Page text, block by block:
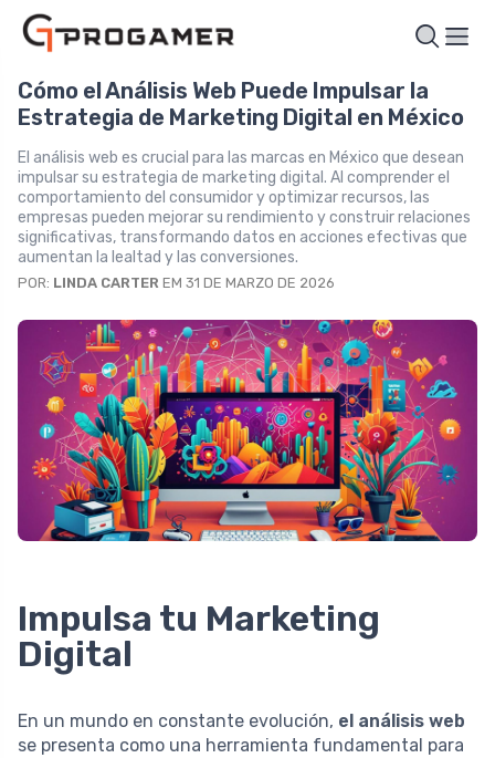
Cómo el Análisis Web Puede Impulsar la
Estrategia de Marketing Digital en México
El análisis web es crucial para las marcas en México que desean
impulsar su estrategia de marketing digital. Al comprender el
comportamiento del consumidor y optimizar recursos, las
empresas pueden mejorar su rendimiento y construir relaciones
significativas, transformando datos en acciones efectivas que
aumentan la lealtad y las conversiones.
POR: LINDA CARTER EM 31 DE MARZO DE 2026
Impulsa tu Marketing
Digital
En un mundo en constante evolución, el análisis web
se presenta como una herramienta fundamental para